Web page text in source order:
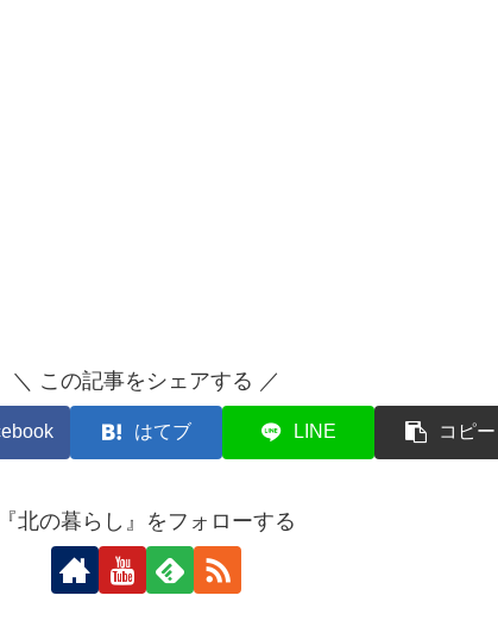
＼ この記事をシェアする ／
はてブ LINE コピー
『北の暮らし』をフォローする